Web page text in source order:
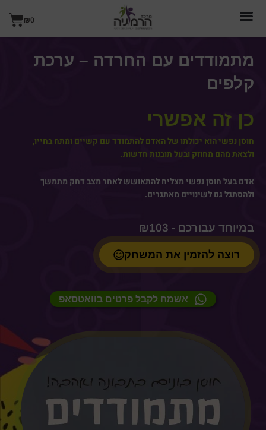
לתוכן
₪0
מתמודדים עם החרדה – ערכת
קלפים
כן זה אפשרי
חוסן נפשי הוא יכולתו של האדם להתמודד עם קשיים ומתח בחייו,
ולצאת מהם מחוזק ובעל תובנות חדשות.
אדם בעל חוסן נפשי מצליח להתאושש לאחר מצב דחק מתמשך
ולהסתגל גם לשינויים מאתגרים.
₪103
רוצה להזמין את המשחק
אשמח לקבל פרטים בוואטסאפ